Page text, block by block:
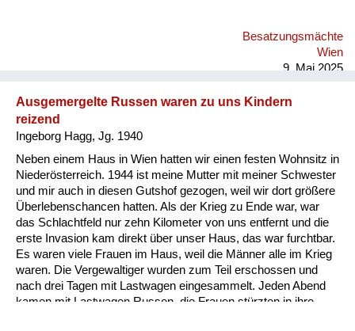
Mutter umarmt haben und gesagt haben: Mamuschka,
Besatzungsmächte
Wien
9. Mai 2025
Ausgemergelte Russen waren zu uns Kindern
reizend
Ingeborg Hagg, Jg. 1940
Neben einem Haus in Wien hatten wir einen festen Wohnsitz in
Niederösterreich. 1944 ist meine Mutter mit meiner Schwester
und mir auch in diesen Gutshof gezogen, weil wir dort größere
Überlebenschancen hatten. Als der Krieg zu Ende war, war
das Schlachtfeld nur zehn Kilometer von uns entfernt und die
erste Invasion kam direkt über unser Haus, das war furchtbar.
Es waren viele Frauen im Haus, weil die Männer alle im Krieg
waren. Die Vergewaltiger wurden zum Teil erschossen und
nach drei Tagen mit Lastwagen eingesammelt. Jeden Abend
kamen mit Lastwagen Russen, die Frauen stürzten in ihre